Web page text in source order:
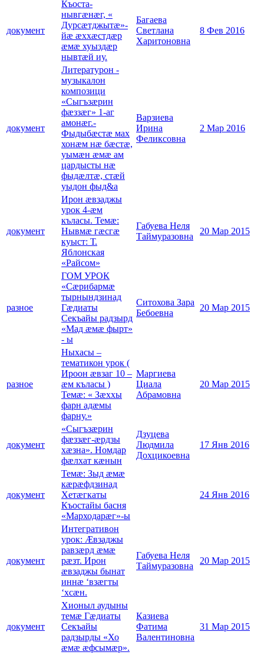
документ
Къоста-
нывгæнæг, «
Дурсæтджытæ»-
йæ æххæстдæр
æмæ хуыздæр
нывтæй иу.
Багаева
Светлана
Харитоновна
8 Фев 2016
документ
Литературон -
музыкалон
композици
«Сыгъзæрин
фæззæг» 1-аг
амонӕг.-
Фыдыбæстæ мах
хонæм нæ бæстæ,
уымæн æмæ ам
цардысты нæ
фыдæлтæ, стæй
уыдон фыд&a
Варзиева
Ирина
Феликсовна
2 Мар 2016
документ
Ирон æвзаджы
урок 4-æм
къласы. Темæ:
Нывмæ гæсгæ
куыст: Т.
Яблонская
«Райсом»
Габуева Неля
Таймуразовна
20 Мар 2015
разное
ГОМ УРОК
«Сæрибармæ
тырнындзинад
Гæдиаты
Секъайы радзырд
«Мад æмæ фырт»
- ы
Ситохова Зара
Бебоевна
20 Мар 2015
разное
Ныхасы –
тематикон урок (
Ироон æвзаг 10 –
æм къласы )
Темæ: « Зæххы
фарн адæмы
фарну.»
Маргиева
Циала
Абрамовна
20 Мар 2015
документ
«Сыгъзæрин
фæззæг-æрдзы
хæзна». Номдар
фæлхат кæнын
Дзуцева
Людмила
Дохцикоевна
17 Янв 2016
документ
Темæ: Зыд æмæ
кæрæфдзинад
Хетæгкаты
Къостайы басня
«Марходарæг»-ы
24 Янв 2016
документ
Интегративон
урок: Æвзаджы
равзæрд æмæ
рæзт. Ирон
æвзаджы бынат
иннæ ‘взæгты
‘хсæн.
Габуева Неля
Таймуразовна
20 Мар 2015
документ
Хионыл аудыны
темæ Гæдиаты
Секъайы
радзырды «Хо
æмæ æфсымæр».
Казиева
Фатима
Валентиновна
31 Мар 2015